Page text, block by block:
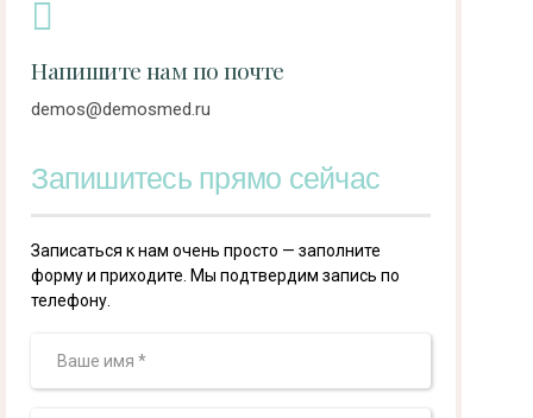
Напишите нам по почте
demos@demosmed.ru
Запишитесь прямо сейчас
Записаться к нам очень просто — заполните
форму и приходите. Мы подтвердим запись по
телефону.